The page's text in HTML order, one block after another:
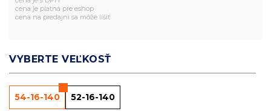
cena je platná pre eshop
cena na predajni sa môže líšiť
VYBERTE VEĽKOSŤ
54-16-140 52-16-140